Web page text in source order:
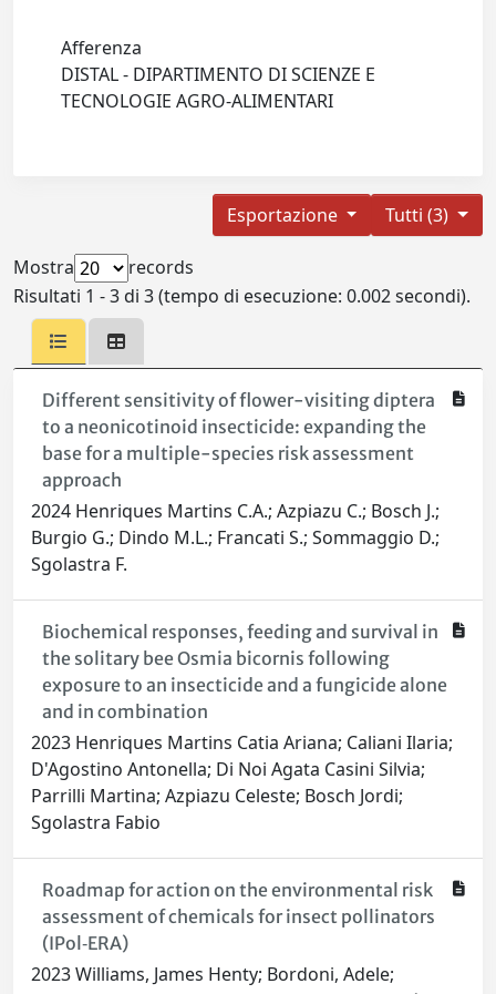
Afferenza
DISTAL - DIPARTIMENTO DI SCIENZE E
TECNOLOGIE AGRO-ALIMENTARI
Tutti (3)
Esportazione
Mostra
records
Risultati 1 - 3 di 3 (tempo di esecuzione: 0.002 secondi).
Different sensitivity of flower-visiting diptera
to a neonicotinoid insecticide: expanding the
base for a multiple-species risk assessment
approach
2024 Henriques Martins C.A.; Azpiazu C.; Bosch J.;
Burgio G.; Dindo M.L.; Francati S.; Sommaggio D.;
Sgolastra F.
Biochemical responses, feeding and survival in
the solitary bee Osmia bicornis following
exposure to an insecticide and a fungicide alone
and in combination
2023 Henriques Martins Catia Ariana; Caliani Ilaria;
D'Agostino Antonella; Di Noi Agata Casini Silvia;
Parrilli Martina; Azpiazu Celeste; Bosch Jordi;
Sgolastra Fabio
Roadmap for action on the environmental risk
assessment of chemicals for insect pollinators
(IPol‐ERA)
2023 Williams, James Henty; Bordoni, Adele;